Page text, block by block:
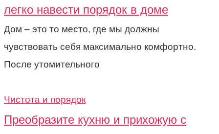
легко навести порядок в доме
Дом – это то место, где мы должны
чувствовать себя максимально комфортно.
После утомительного
Чистота и порядок
Преобразите кухню и прихожую с